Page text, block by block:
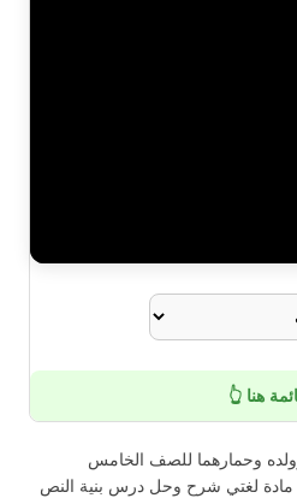
هنا 👆
وحمارهما للصف الخامس
مادة لغتي شرح وحل درس بنية النص